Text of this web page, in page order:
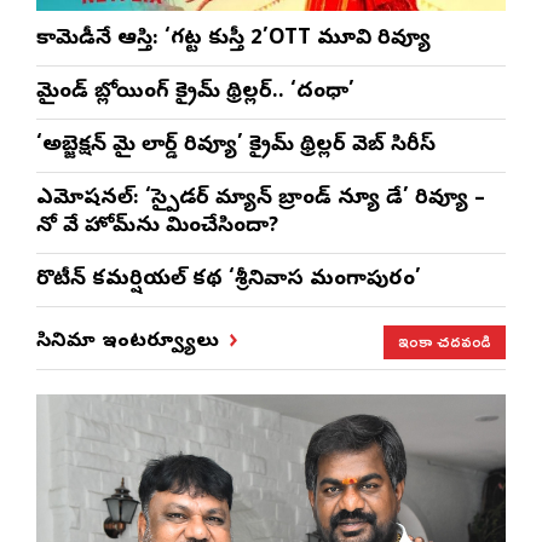
కామెడీనే ఆస్తి: ‘గట్ట కుస్తీ 2’OTT మూవి రివ్యూ
మైండ్ బ్లోయింగ్ క్రైమ్ థ్రిల్లర్.. ‘దంధా’
‘అబ్జెక్ష‌న్ మై లార్డ్ రివ్యూ’ క్రైమ్ థ్రిల్ల‌ర్ వెబ్ సిరీస్
ఎమోష‌న‌ల్‌: ‘స్పైడర్ మ్యాన్ బ్రాండ్ న్యూ డే’ రివ్యూ –
నో వే హోమ్‌ను మించేసిందా?
రొటీన్‌ కమర్షియల్‌ కథ ‘శ్రీనివాస మంగాపురం’
సినిమా ఇంటర్వ్యూలు ఇంకా చదవండి